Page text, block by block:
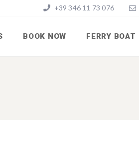
+39 346 11 73 076
BOOK NOW FERRY BOAT